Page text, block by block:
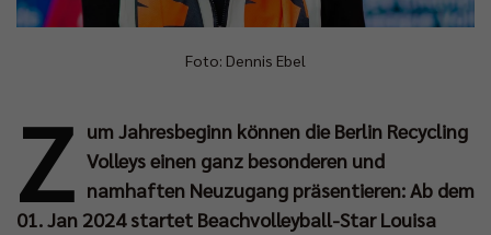
Foto: Dennis Ebel
Z um Jahresbeginn können die Berlin Recycling
Volleys einen ganz besonderen und
namhaften Neuzugang präsentieren: Ab dem
01. Jan 2024 startet Beachvolleyball-Star Louisa